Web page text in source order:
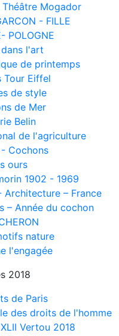
Mogador
- FILLE
POLOGNE
l'art
de printemps
Tour Eiffel
de style
de Mer
Belin
de l'agriculture
Cochons
ours
1902 - 1969
– France
– Année du cochon
nature
l'engagée
2018
de Paris
des droits de l'homme
Vertou 2018